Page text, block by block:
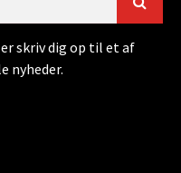
skriv dig op til et af
nyheder.